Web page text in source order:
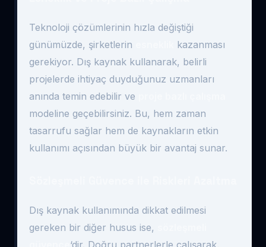
Teknoloji çözümlerinin hızla değiştiği
günümüzde, şirketlerin
kazanması
gerekiyor. Dış kaynak kullanarak, belirli
projelerde ihtiyaç duyduğunuz uzmanları
anında temin edebilir ve
modeline geçebilirsiniz. Bu, hem zaman
tasarrufu sağlar hem de kaynakların etkin
kullanımı açısından büyük bir avantaj sunar.
Dış kaynak kullanımında dikkat edilmesi
gereken bir diğer husus ise,
‘dir. Doğru partnerlerle çalışarak,